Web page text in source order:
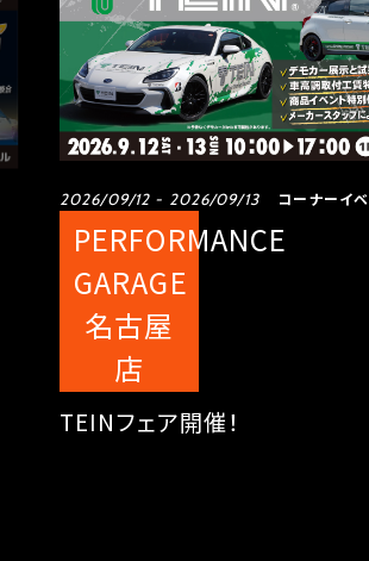
2026/09/12 - 2026/09/13 コーナーイ
PERFORMANCE
GARAGE
名古屋
店
TEINフェア開催！